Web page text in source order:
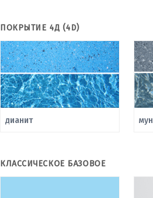
ПОКРЫТИЕ 4Д (4D)
дианит
КЛАССИЧЕСКОЕ БАЗОВОЕ